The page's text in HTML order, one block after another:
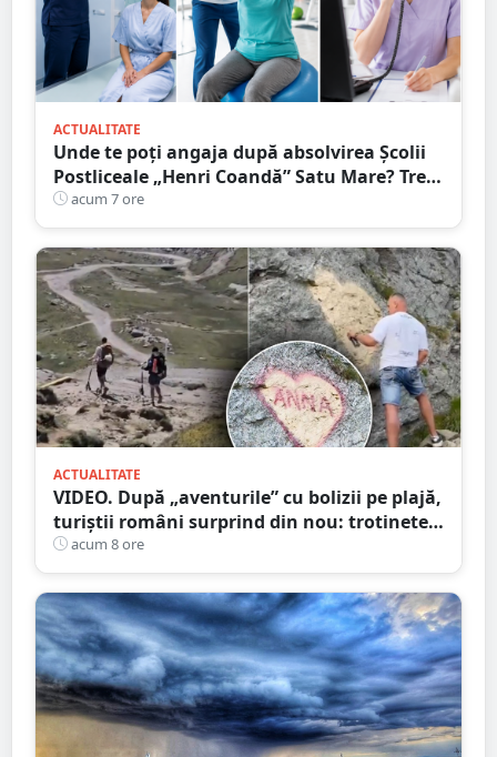
ACTUALITATE
Unde te poți angaja după absolvirea Școlii
Postliceale „Henri Coandă” Satu Mare? Trei
calificări medicale, numeroase oportunități
de carieră
acum 7 ore
ACTUALITATE
VIDEO. După „aventurile” cu bolizii pe plajă,
turiștii români surprind din nou: trotinete
pe Bucegi și declarații de dragoste pe stânci
acum 8 ore